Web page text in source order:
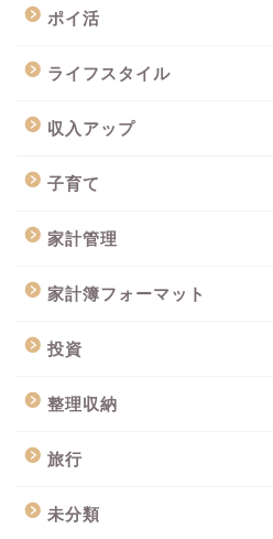
ポイ活
ライフスタイル
収入アップ
子育て
家計管理
家計簿フォーマット
投資
整理収納
旅行
未分類